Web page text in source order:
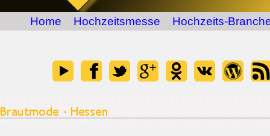
Home Hochzeitsmesse Hochzeits-